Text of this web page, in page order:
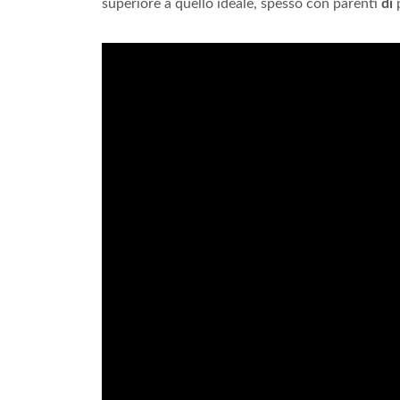
superiore a quello ideale, spesso con parenti di